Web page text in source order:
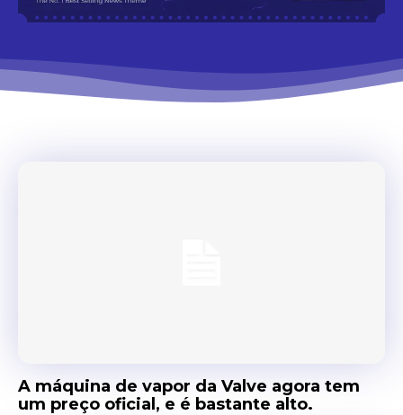
A máquina de vapor da Valve agora tem
um preço oficial, e é bastante alto.